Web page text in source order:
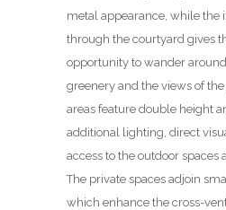
metal appearance, while the
through the courtyard gives
opportunity to wander
greenery and the views of
areas feature double height
additional lighting, direct
access to the outdoor spaces
The private spaces adjoin
which enhance the cross-